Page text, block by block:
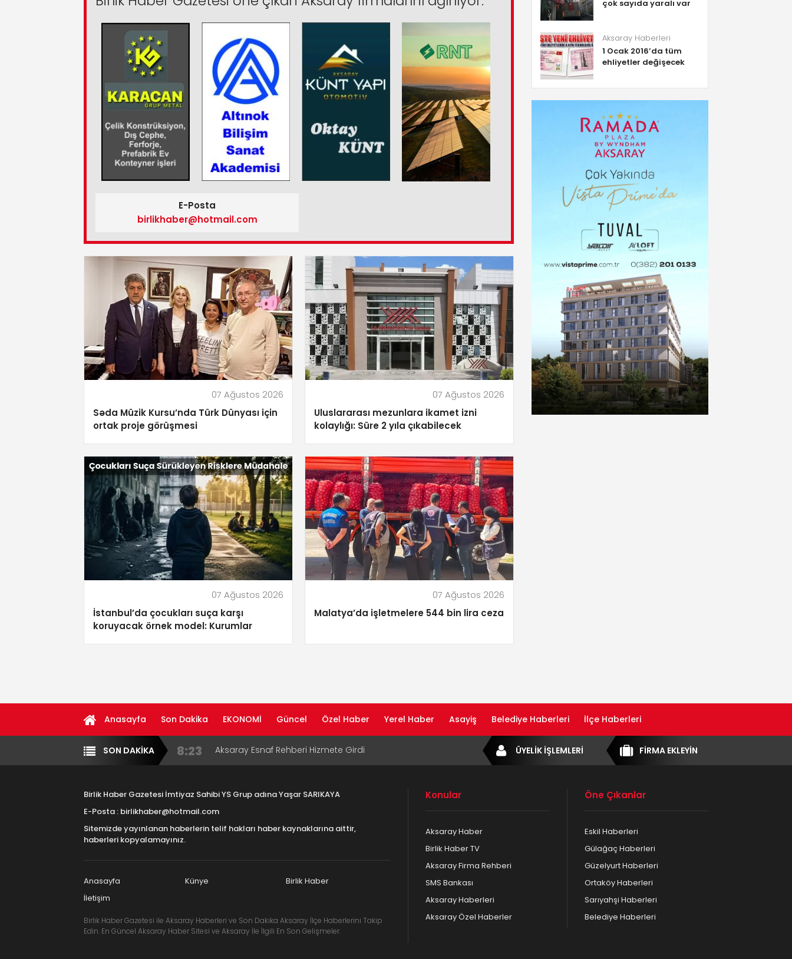
E-Posta
birlikhaber@hotmail.com
07 Ağustos 2026
Səda Müzik Kursu’nda Türk Dünyası için
ortak proje görüşmesi
07 Ağustos 2026
Uluslararası mezunlara ikamet izni
kolaylığı: Süre 2 yıla çıkabilecek
07 Ağustos 2026
İstanbul’da çocukları suça karşı
koruyacak örnek model: Kurumlar
07 Ağustos 2026
Malatya’da işletmelere 544 bin lira ceza
çok sayıda yaralı var
Aksaray Haberleri
1 Ocak 2016’da tüm
ehliyetler değişecek
Anasayfa Son Dakika EKONOMİ Güncel Özel Haber Yerel Haber Asayiş Belediye Haberleri İlçe Haberleri
Yazarlar Diğer
SON DAKİKA 8:23 Aksaray Esnaf Rehberi Hizmete Girdi
Haber Platformu
13:33 Taşımacılıkta Dijital Devrim: Rota Sepetim
17:15
Aramalarında Öne Çıkın
FİRMA EKLEYİN
ÜYELİK İŞLEMLERİ
Birlik Haber Gazetesi İmtiyaz Sahibi YS Grup adına Yaşar SARIKAYA
E-Posta : birlikhaber@hotmail.com
Sitemizde yayınlanan haberlerin telif hakları haber kaynaklarına aittir,
haberleri kopyalamayınız.
Anasayfa Künye
Birlik Haber
İletişim
Birlik Haber Gazetesi ile Aksaray Haberleri ve Son Dakika Aksaray İlçe Haberlerini Takip
Edin. En Güncel Aksaray Haber Sitesi ve Aksaray İle İlgili En Son Gelişmeler.
Konular
Aksaray Haber
Birlik Haber TV
Aksaray Firma Rehberi
SMS Bankası
Aksaray Haberleri
Aksaray Özel Haberler
Öne Çıkanlar
Eskil Haberleri
Gülağaç Haberleri
Güzelyurt Haberleri
Ortaköy Haberleri
Sarıyahşi Haberleri
Belediye Haberleri